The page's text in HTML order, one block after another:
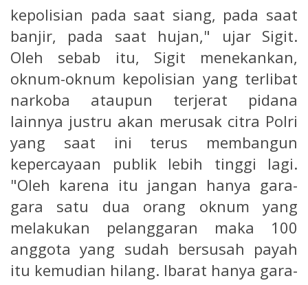
kepolisian pada saat siang, pada saat
banjir, pada saat hujan," ujar Sigit.
Oleh sebab itu, Sigit menekankan,
oknum-oknum kepolisian yang terlibat
narkoba ataupun terjerat pidana
lainnya justru akan merusak citra Polri
yang saat ini terus membangun
kepercayaan publik lebih tinggi lagi.
"Oleh karena itu jangan hanya gara-
gara satu dua orang oknum yang
melakukan pelanggaran maka 100
anggota yang sudah bersusah payah
itu kemudian hilang. Ibarat hanya gara-